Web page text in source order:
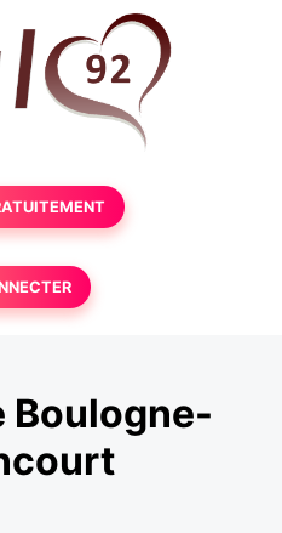
Boulogne-